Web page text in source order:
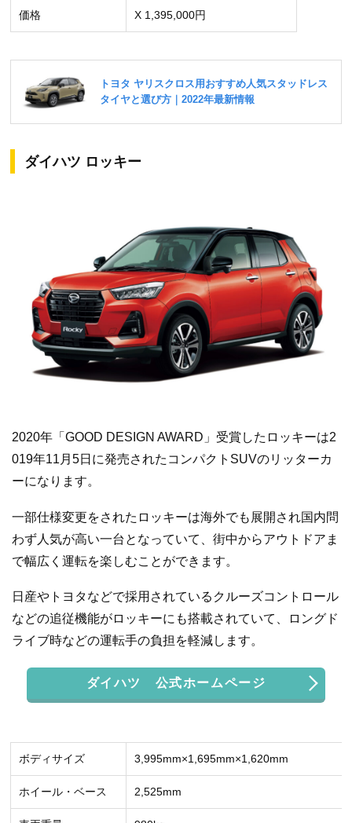
価格 X 1,395,000円
ダイハツ ロッキー
2020年「GOOD DESIGN AWARD」受賞したロッキーは2
019年11月5日に発売されたコンパクトSUVのリッターカ
ーになります。
一部仕様変更をされたロッキーは海外でも展開され国内問
わず人気が高い一台となっていて、街中からアウトドアま
で幅広く運転を楽しむことができます。
日産やトヨタなどで採用されているクルーズコントロール
などの追従機能がロッキーにも搭載されていて、ロングド
ライブ時などの運転手の負担を軽減します。
ダイハツ 公式ホームページ
ボディサイズ 3,995mm×1,695mm×1,620mm
ホイール・ベース 2,525mm